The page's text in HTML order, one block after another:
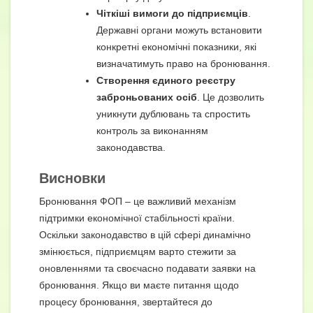
Чіткіші вимоги до підприємців
Державні органи можуть встановити
конкретні економічні показники, які
визначатимуть право на бронювання.
Створення єдиного реєстру
заброньованих осіб . Це дозволить
уникнути дублювань та спростить
контроль за виконанням
законодавства.
Висновки
Бронювання ФОП – це важливий механізм
підтримки економічної стабільності країни.
Оскільки законодавство в цій сфері динамічно
змінюється, підприємцям варто стежити за
оновленнями та своєчасно подавати заявки на
бронювання. Якщо ви маєте питання щодо
процесу бронювання, звертайтеся до